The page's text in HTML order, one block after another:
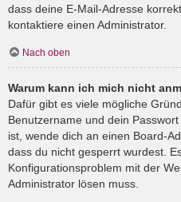
dass deine E-Mail-Adresse
kontaktiere einen Administrator.
Nach oben
Warum kann ich mich nicht
Dafür gibt es viele mögliche
Benutzername und dein
ist, wende dich an einen Board-
dass du nicht gesperrt wurdest.
Konfigurationsproblem mit der
Administrator lösen muss.